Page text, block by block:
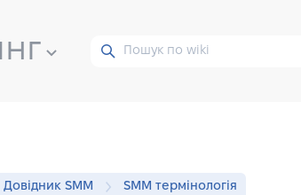
Довідник SMM SMM термінологія